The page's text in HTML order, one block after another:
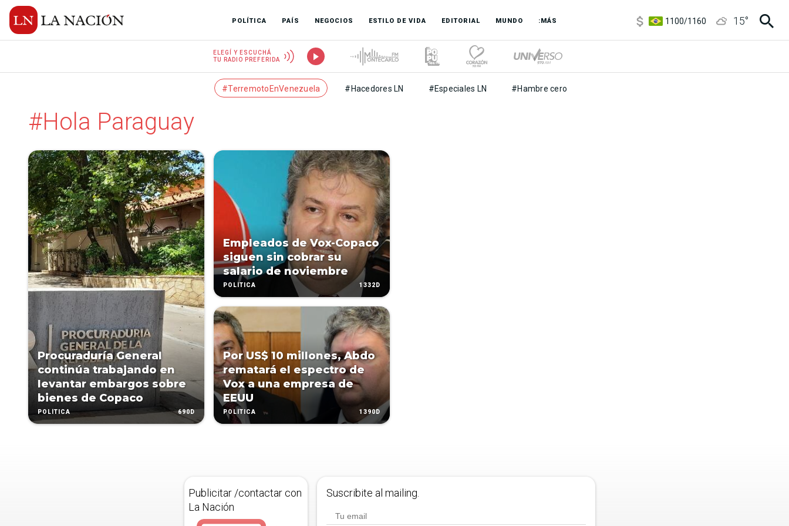
POLÍTICA PAÍS NEGOCIOS ESTILO DE VIDA EDITORIAL MUNDO :MÁS
1100/1160
15°
ELEGÍ Y ESCUCHÁ
TU RADIO PREFERIDA
#TerremotoEnVenezuela #Hacedores LN #Especiales LN #Hambre cero
#Hola Paraguay
Procuraduría General
continúa trabajando en
levantar embargos sobre
bienes de Copaco
POLÍTICA 690D
Empleados de Vox-Copaco
siguen sin cobrar su
salario de noviembre
POLÍTICA 1332D
Por US$ 10 millones, Abdo
rematará el espectro de
Vox a una empresa de
EEUU
POLÍTICA 1390D
Publicitar /contactar con
La Nación
Suscribite al mailing.